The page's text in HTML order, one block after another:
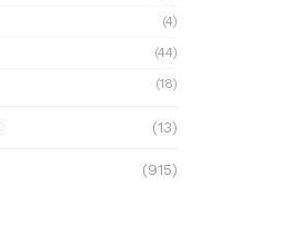
(4)
(44)
(18)
(13)
(915)